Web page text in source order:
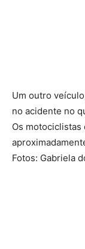
Um outro
no acidente no
Os motociclistas
Fotos: Gabriela